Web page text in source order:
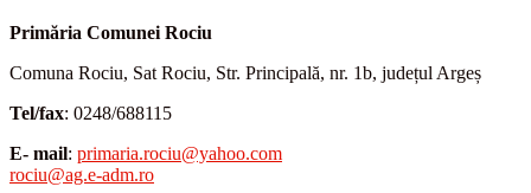
Primăria Comunei Rociu
Comuna Rociu, Sat Rociu, Str. Principală, nr. 1b, județul Argeș
Tel/fax: 0248/688115
E- mail: primaria.rociu@yahoo.com
rociu@ag.e-adm.ro